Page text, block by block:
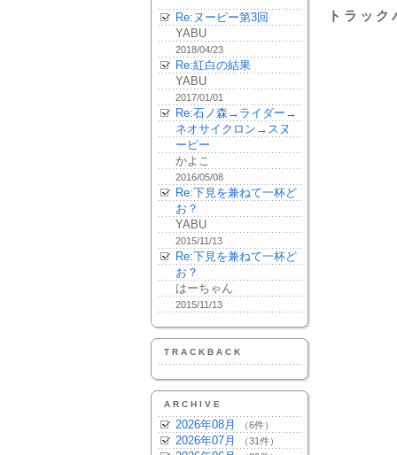
Re:ヌーピー第3回
YABU
2018/04/23
Re:紅白の結果
YABU
2017/01/01
Re:石ノ森→ライダー→
ネオサイクロン→スヌ
ーピー
かよこ
2016/05/08
Re:下見を兼ねて一杯ど
お？
YABU
2015/11/13
Re:下見を兼ねて一杯ど
お？
はーちゃん
2015/11/13
TRACKBACK
ARCHIVE
2026年08月 （6件）
2026年07月 （31件）
トラッ